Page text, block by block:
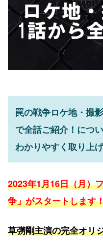
罠の戦争ロケ地・撮
で全話ご紹介！につ
わかりやすく取り上
2023年1月16日（月）
争」がスタートします
草彅剛主演の完全オリ